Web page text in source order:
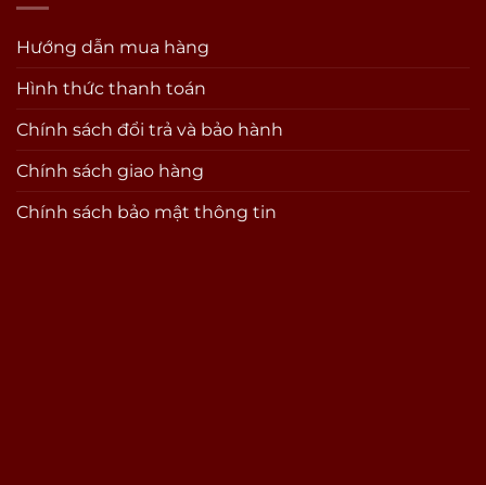
Hướng dẫn mua hàng
Hình thức thanh toán
Chính sách đổi trả và bảo hành
Chính sách giao hàng
Chính sách bảo mật thông tin